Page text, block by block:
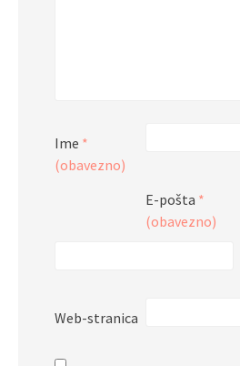
Ime *
(obavezno)
E-pošta *
(obavezno)
Web-stranica